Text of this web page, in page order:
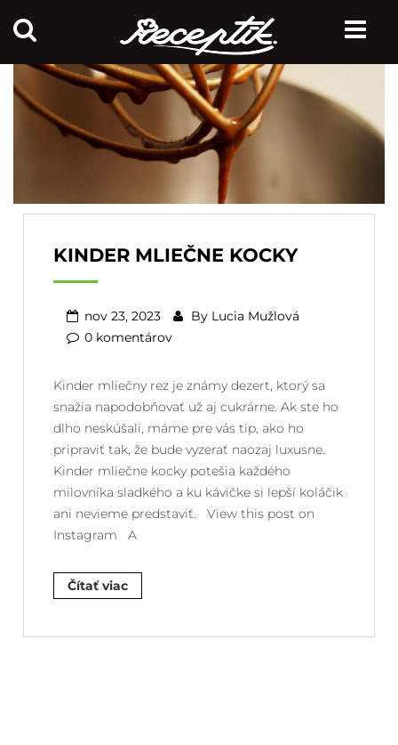
KINDER MLIEČNE KOCKY
nov 23, 2023 By Lucia Mužlová
0 komentárov
Kinder mliečny rez je známy dezert, ktorý sa
snažia napodobňovať už aj cukrárne. Ak ste ho
dlho neskúšali, máme pre vás tip, ako ho
pripraviť tak, že bude vyzerať naozaj luxusne.
Kinder mliečne kocky potešia každého
milovníka sladkého a ku kávičke si lepší koláčik
ani nevieme predstaviť. View this post on
Instagram A
Čítať viac